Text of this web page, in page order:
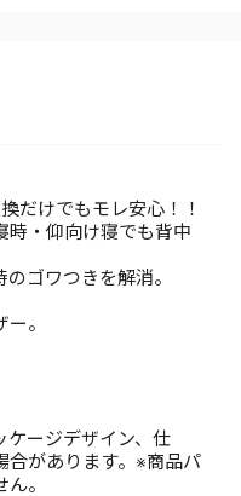
だけでもモレ安心！！
時・仰向け寝でも背中
ゴワつきを解消。
。
ケージデザイン、仕
合があります。※商品パ
。